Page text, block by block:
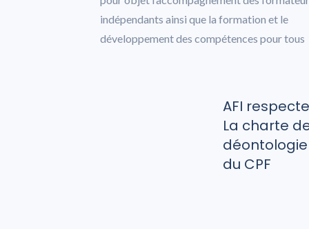
indépendants ainsi que la formation et le
développement des compétences pour tous
AFI
La charte
déontologie
du CPF